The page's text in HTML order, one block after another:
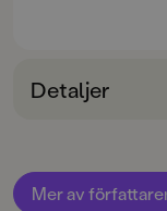
men får massor
man djur? Vem
en egen cirkus! Grethe Rottböll och Jeanette Milde
skildrar
Detaljer
ÅLDERSGRUPP
6-9
Mer av